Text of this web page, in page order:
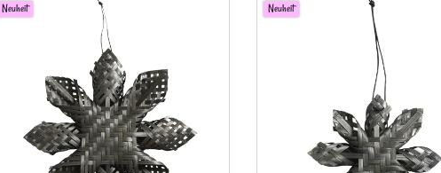
Neuheit Neuheit